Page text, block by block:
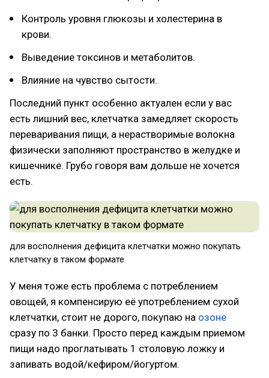
Контроль уровня глюкозы и холестерина в
крови.
Выведение токсинов и метаболитов.
Влияние на чувство сытости.
Последний пункт особенно актуален если у вас
есть лишний вес, клетчатка замедляет скорость
переваривания пищи, а нерастворимые волокна
физически заполняют пространство в желудке и
кишечнике. Грубо говоря вам дольше не хочется
есть.
для восполнения дефицита клетчатки можно покупать
клетчатку в таком формате
У меня тоже есть проблема с потреблением
овощей, я компенсирую её употреблением сухой
клетчатки, стоит не дорого, покупаю на озоне
сразу по 3 банки. Просто перед каждым приемом
пищи надо проглатывать 1 столовую ложку и
запивать водой/кефиром/йогуртом.